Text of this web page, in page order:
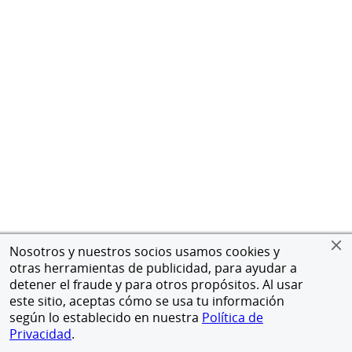
Nosotros y nuestros socios usamos cookies y
otras herramientas de publicidad, para ayudar a
detener el fraude y para otros propósitos. Al usar
este sitio, aceptas cómo se usa tu información
según lo establecido en nuestra Política de
Privacidad.